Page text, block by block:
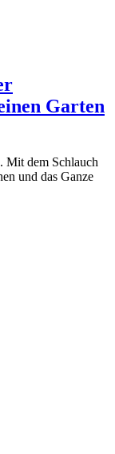
Garten
Mit dem Schlauch
und das Ganze